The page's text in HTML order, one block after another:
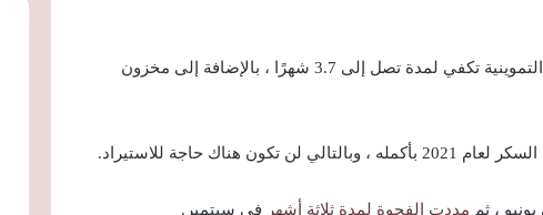
وتمتلك مصر احتياطيات من السكر لنظام الحصص التموينية تكفي لمدة تصل إلى 3.7 شهرًا ، بالإضافة إلى مخزون
حاجة للاستيراد.
، ثم مددت الفجوة لمدة ثلاثة أشهر في سبتمبر.